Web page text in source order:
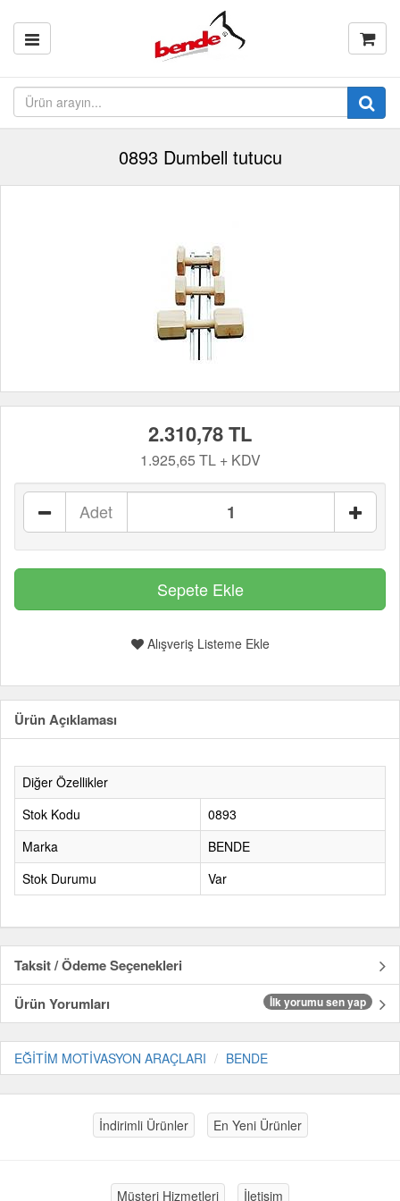
0893 Dumbell tutucu
2.310,78 TL
1.925,65 TL + KDV
Adet
Alışveriş Listeme Ekle
Ürün Açıklaması
Diğer Özellikler
Stok Kodu
0893
Marka
BENDE
Stok Durumu
Var
Taksit / Ödeme Seçenekleri
Ürün Yorumları
İlk yorumu sen yap
EĞİTİM MOTİVASYON ARAÇLARI BENDE
İndirimli Ürünler En Yeni Ürünler
Müşteri Hizmetleri İletişim